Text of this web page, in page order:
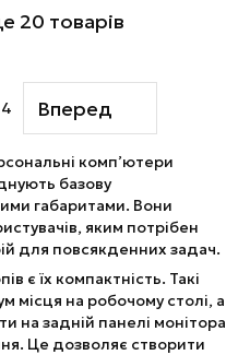
20 товарів
Вперед
комп’ютери
базову
габаритами. Вони
яким потрібен
для повсякденних задач.
є їх компактність. Такі
місця на робочому столі, а
на задній панелі монітора
Це дозволяє створити